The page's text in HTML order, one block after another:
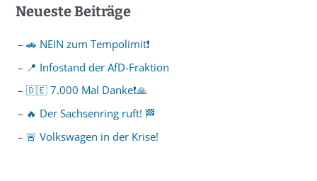
Neueste Beiträge
🚗 NEIN zum Tempolimit❗️
📍 Infostand der AfD-Fraktion
🇩🇪 7.000 Mal Danke❗️🙏
🔥 Der Sachsenring ruft! 🏁
🚨 Volkswagen in der Krise!